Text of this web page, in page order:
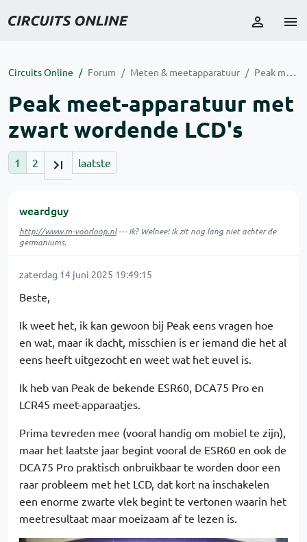
Circuits Online Forum Meten & meetapparatuur Peak meet-apparatuur met zwart wordende LCD's
Peak meet-apparatuur met
zwart wordende LCD's
1 2 laatste
weardguy
http://www.m-voorloop.nl--- Ik? Welnee! Ik zit nog lang niet achter de
germaniums.
zaterdag 14 juni 2025 19:49:15
Beste,
Ik weet het, ik kan gewoon bij Peak eens vragen hoe
en wat, maar ik dacht, misschien is er iemand die het al
eens heeft uitgezocht en weet wat het euvel is.
Ik heb van Peak de bekende ESR60, DCA75 Pro en
LCR45 meet-apparaatjes.
Prima tevreden mee (vooral handig om mobiel te zijn),
maar het laatste jaar begint vooral de ESR60 en ook de
DCA75 Pro praktisch onbruikbaar te worden door een
raar probleem met het LCD, dat kort na inschakelen
een enorme zwarte vlek begint te vertonen waarin het
meetresultaat maar moeizaam af te lezen is.